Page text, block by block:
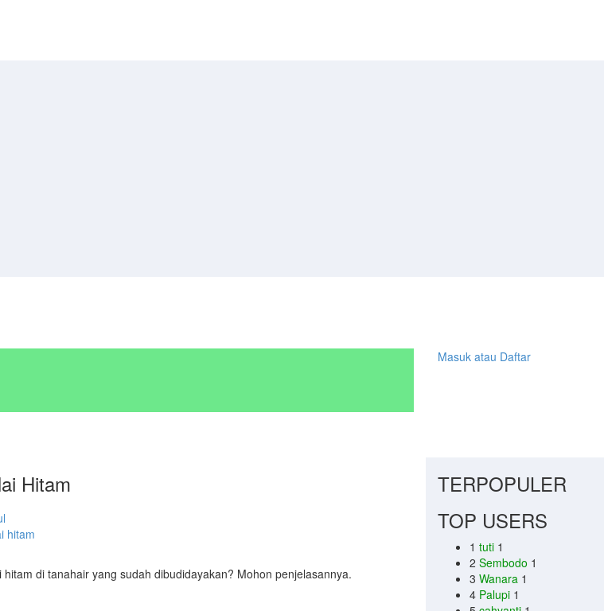
Masuk atau Daftar
Hitam
hitam
di tanahair yang sudah dibudidayakan? Mohon penjelasannya.
TERPOPULER
TOP USERS
1 tuti 1
2 Sembodo 1
3 Wanara 1
4 Palupi 1